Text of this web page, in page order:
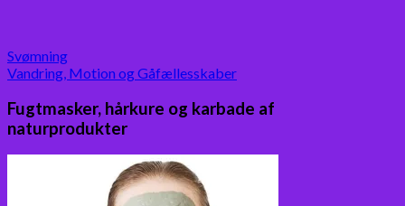
Svømning
Vandring, Motion og Gåfællesskaber
Fugtmasker, hårkure og karbade af
naturprodukter